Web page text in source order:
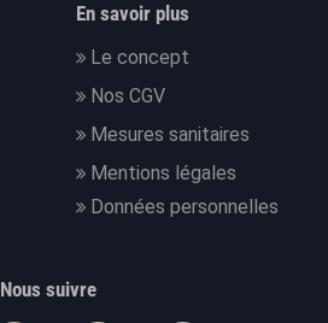
En savoir plus
Le concept
Nos CGV
Mesures sanitaires
Mentions légales
Données personnelles
Nous suivre